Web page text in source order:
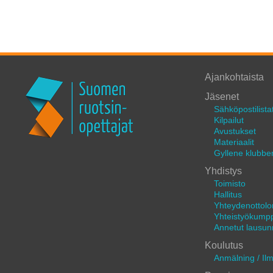
Ajankohtaista
Jäsenet
Kilpailut
Avustukset
Materiaalit
Gyllene
Yhdistys
Toimisto
Hallitus
Annetut
Koulutus
Anmälning /